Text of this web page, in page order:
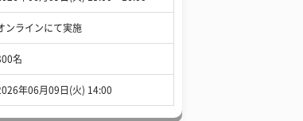
ンラインにて実施
名
年06月09日(火) 14:00